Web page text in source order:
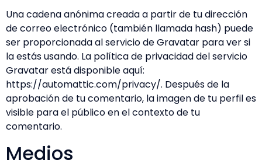
Una cadena anónima creada a partir de tu dirección
de correo electrónico (también llamada hash) puede
ser proporcionada al servicio de Gravatar para ver si
la estás usando. La política de privacidad del servicio
Gravatar está disponible aquí:
https://automattic.com/privacy/. Después de la
aprobación de tu comentario, la imagen de tu perfil es
visible para el público en el contexto de tu
comentario.
Medios